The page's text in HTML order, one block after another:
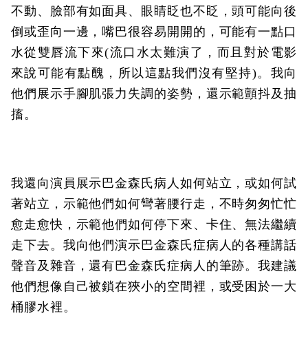
不動、臉部有如面具、眼睛眨也不眨，頭可能向後
倒或歪向一邊，嘴巴很容易開開的，可能有一點口
水從雙唇流下來(流口水太難演了，而且對於電影
來說可能有點醜，所以這點我們沒有堅持)。我向
他們展示手腳肌張力失調的姿勢，還示範顫抖及抽
搐。
我還向演員展示巴金森氏病人如何站立，或如何試
著站立，示範他們如何彎著腰行走，不時匆匆忙忙
愈走愈快，示範他們如何停下來、卡住、無法繼續
走下去。我向他們演示巴金森氏症病人的各種講話
聲音及雜音，還有巴金森氏症病人的筆跡。我建議
他們想像自己被鎖在狹小的空間裡，或受困於一大
桶膠水裡。